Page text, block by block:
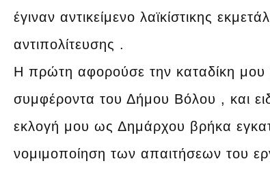
έγιναν αντικείμενο λαϊκίστικης
αντιπολίτευσης .
Η πρώτη αφορούσε την καταδίκη
συμφέροντα του Δήμου Βόλου , και
εκλογή μου ως Δημάρχου βρήκα
νομιμοποίηση των απαιτήσεων του